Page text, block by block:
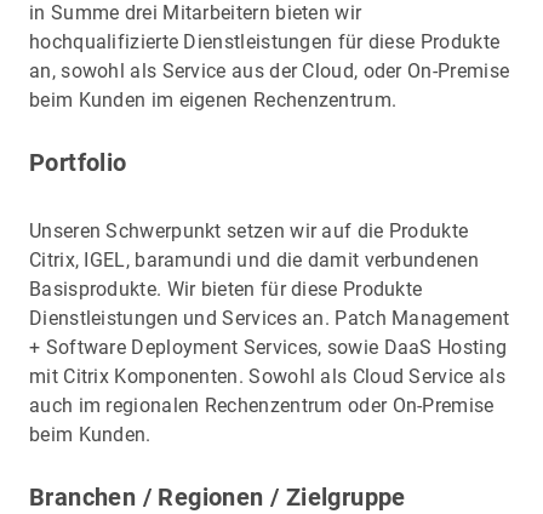
in Summe drei Mitarbeitern bieten wir
hochqualifizierte Dienstleistungen für diese Produkte
an, sowohl als Service aus der Cloud, oder On-Premise
beim Kunden im eigenen Rechenzentrum.
Portfolio
Unseren Schwerpunkt setzen wir auf die Produkte
Citrix, IGEL, baramundi und die damit verbundenen
Basisprodukte. Wir bieten für diese Produkte
Dienstleistungen und Services an. Patch Management
+ Software Deployment Services, sowie DaaS Hosting
mit Citrix Komponenten. Sowohl als Cloud Service als
auch im regionalen Rechenzentrum oder On-Premise
beim Kunden.
Branchen / Regionen / Zielgruppe